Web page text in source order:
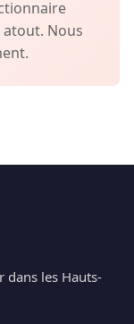
Nous
les Hauts-